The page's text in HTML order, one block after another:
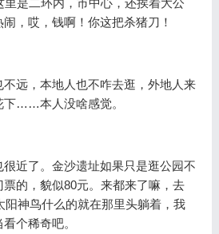
是二环内，市中心，还挨着大公
，哎，钱啊！你这把杀猪刀！
不远，本地人也不咋去逛，外地人来
下……本人没啥感觉。
近了。金沙遗址如果只是逛公园不
的，貌似80元。来都来了嘛，去
阳神鸟什么的就在那里头躺着，我
个稀奇吧。